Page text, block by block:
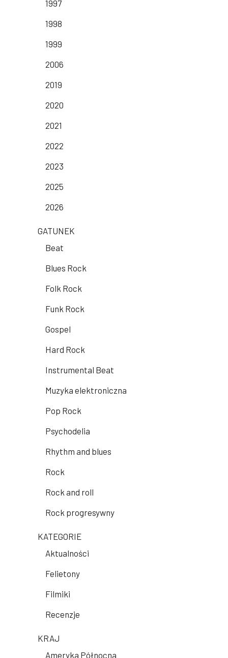
1997
1998
1999
2006
2019
2020
2021
2022
2023
2025
2026
GATUNEK
Beat
Blues Rock
Folk Rock
Funk Rock
Gospel
Hard Rock
Instrumental Beat
Muzyka elektroniczna
Pop Rock
Psychodelia
Rhythm and blues
Rock
Rock and roll
Rock progresywny
KATEGORIE
Aktualności
Felietony
Filmiki
Recenzje
KRAJ
Ameryka Północna